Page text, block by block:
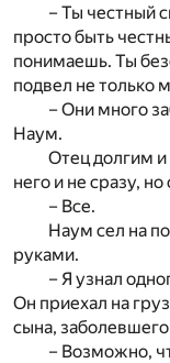
– Ты честный
просто быть
понимаешь. Ты
подвел не только
– Они много
Наум.
Отец долгим
него и не сразу,
– Все.
Наум сел на
руками.
– Я узнал
Он приехал на
сына,
– Возможно,